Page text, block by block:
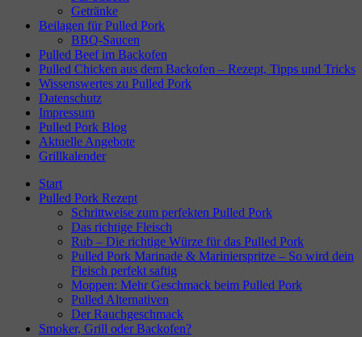
Getränke
Beilagen für Pulled Pork
BBQ-Saucen
Pulled Beef im Backofen
Pulled Chicken aus dem Backofen – Rezept, Tipps und Tricks
Wissenswertes zu Pulled Pork
Datenschutz
Impressum
Pulled Pork Blog
Aktuelle Angebote
Grillkalender
Start
Pulled Pork Rezept
Schrittweise zum perfekten Pulled Pork
Das richtige Fleisch
Rub – Die richtige Würze für das Pulled Pork
Pulled Pork Marinade & Marinierspritze – So wird dein
Fleisch perfekt saftig
Moppen: Mehr Geschmack beim Pulled Pork
Pulled Alternativen
Der Rauchgeschmack
Smoker, Grill oder Backofen?